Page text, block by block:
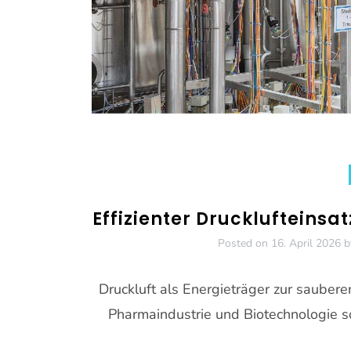
Effizienter
Posted on 16. April 2026
Druckluft als Energieträger zur
Pharmaindustrie und Biotechnologie